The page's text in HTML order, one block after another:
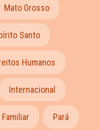
Mato Grosso
Santo
Humanos
Internacional
Pará